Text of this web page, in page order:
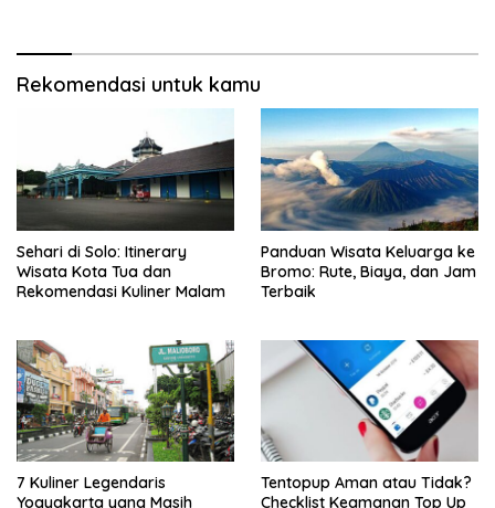
Rekomendasi untuk kamu
Sehari di Solo: Itinerary
Wisata Kota Tua dan
Rekomendasi Kuliner Malam
Panduan Wisata Keluarga ke
Bromo: Rute, Biaya, dan Jam
Terbaik
7 Kuliner Legendaris
Yogyakarta yang Masih
Tentopup Aman atau Tidak?
Checklist Keamanan Top Up